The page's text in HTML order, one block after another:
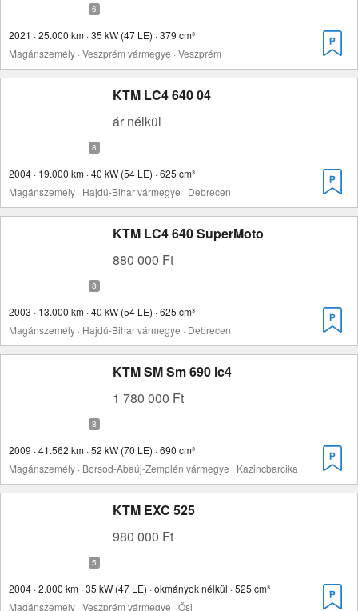
2021 · 25.000 km · 35 kW (47 LE) · 379 cm³
Magánszemély · Veszprém vármegye · Veszprém
KTM LC4 640 04
ár nélkül
2004 · 19.000 km · 40 kW (54 LE) · 625 cm³
Magánszemély · Hajdú-Bihar vármegye · Debrecen
KTM LC4 640 SuperMoto
880 000 Ft
2003 · 13.000 km · 40 kW (54 LE) · 625 cm³
Magánszemély · Hajdú-Bihar vármegye · Debrecen
KTM SM Sm 690 lc4
1 780 000 Ft
2009 · 41.562 km · 52 kW (70 LE) · 690 cm³
Magánszemély · Borsod-Abaúj-Zemplén vármegye · Kazincbarcika
KTM EXC 525
980 000 Ft
2004 · 2.000 km · 35 kW (47 LE) · okmányok nélkül · 525 cm³
Magánszemély · Veszprém vármegye · Ősi